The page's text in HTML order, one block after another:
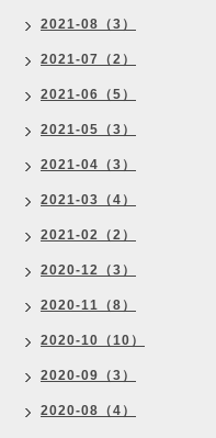
2021-08（3）
2021-07（2）
2021-06（5）
2021-05（3）
2021-04（3）
2021-03（4）
2021-02（2）
2020-12（3）
2020-11（8）
2020-10（10）
2020-09（3）
2020-08（4）